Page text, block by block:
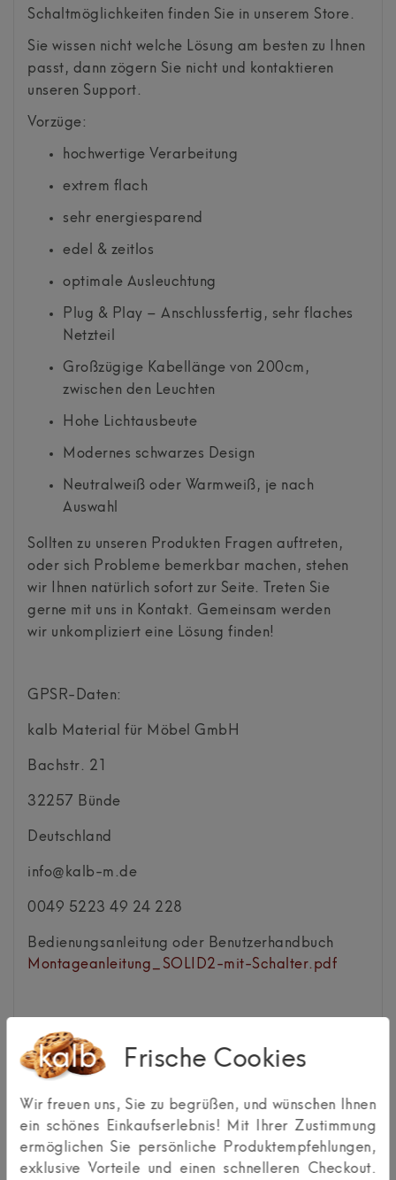
Schaltmöglichkeiten finden Sie in unserem Store.
Sie wissen nicht welche Lösung am besten zu Ihnen
passt, dann zögern Sie nicht und kontaktieren
unseren Support.
Vorzüge:
hochwertige Verarbeitung
extrem flach
sehr energiesparend
edel & zeitlos
optimale Ausleuchtung
Plug & Play – Anschlussfertig, sehr flaches
Netzteil
Großzügige Kabellänge von 200cm,
zwischen den Leuchten
Hohe Lichtausbeute
Modernes schwarzes Design
Neutralweiß oder Warmweiß, je nach
Auswahl
Sollten zu unseren Produkten Fragen auftreten,
oder sich Probleme bemerkbar machen, stehen
wir Ihnen natürlich sofort zur Seite. Treten Sie
gerne mit uns in Kontakt. Gemeinsam werden
wir unkompliziert eine Lösung finden!
GPSR-Daten:
kalb Material für Möbel GmbH
Bachstr. 21
32257 Bünde
Deutschland
info@kalb-m.de
0049 5223 49 24 228
Bedienungsanleitung oder Benutzerhandbuch
Montageanleitung_SOLID2-mit-Schalter.pdf
Kundenrezensionen(0)
5
0
Frische Cookies
Wir freuen uns, Sie zu begrüßen, und wünschen Ihnen
ein schönes Einkaufserlebnis! Mit Ihrer Zustimmung
ermöglichen Sie persönliche Produktempfehlungen,
exklusive Vorteile und einen schnelleren Checkout.